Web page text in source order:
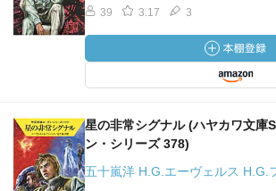
39 3.17 3
星の非常シグナル (ハヤカワ文庫
ン・シリーズ 378)
五十嵐洋 H.G.エーヴェルス H.G.